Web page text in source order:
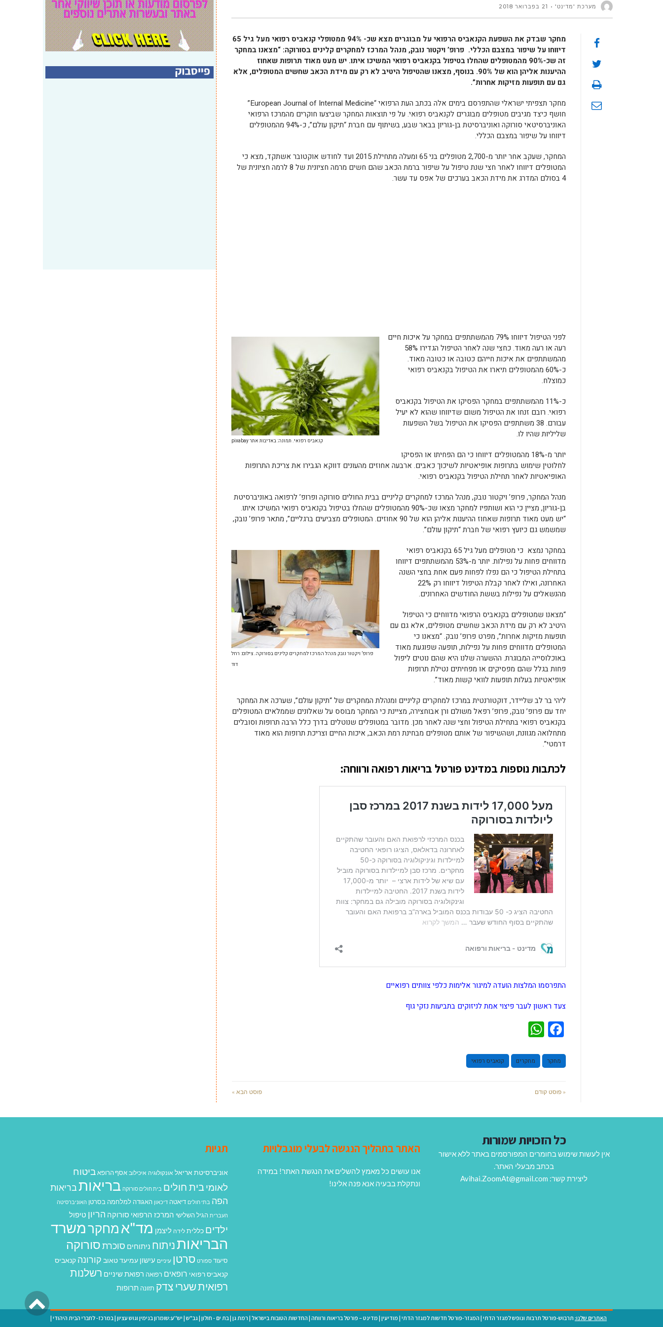
מערכת 'מדינט' 21 בפברואר 2018
מחקר שבדק את השפעת הקנאביס הרפואי על מבוגרים מצא שכ- 94% ממטופלי קנאביס רפואי מעל גיל 65
דיווחו על שיפור במצבם הכללי.פרופ’ ויקטור נובק, מנהל המרכז למחקרים קלינים בסורוקה: “מצאנו במחקר
זה שכ-90% מהמטופלים שהחלו בטיפול בקנאביס רפואי המשיכו איתו. יש מעט מאוד תרופות שאחוז
ההיענות אליהן הוא של 90%. בנוסף, מצאנו שהטיפול היטיב לא רק עם מידת הכאב שחשים המטופלים, אלא
גם עם תופעות מזיקות אחרות”.
מחקר תצפיתי ישראלי שהתפרסם בימים אלה בכתב העת הרפואי “European Journal of Internal Medicine”
חושף כיצד מגיבים מטופלים מבוגרים לקנאביס רפואי. על פי תוצאות המחקר שביצעו חוקרים מהמרכז הרפואי
האוניברסיטאי סורוקה ואוניברסיטת בן-גוריון בבאר שבע, בשיתוף עם חברת “תיקון עולם”, כ-94% מהמטופלים
דיווחו על שיפור במצבם הכללי.
המחקר, שעקב אחר יותר מ-2,700 מטופלים בני 65 ומעלה מתחילת 2015 ועד לחודש אוקטובר אשתקד, מצא כי
המטופלים דיווחו לאחר חצי שנת טיפול על שיפור ברמת הכאב שהם חשים מרמה חציונית של 8 לרמה חציונית של
4 בסולם המדרג את מידת הכאב בערכים של אפס עד עשר.
קנאביס רפואי. תמונה: באדיבות אתר pixabay
לפני הטיפול דיווחו 79% מהמשתתפים במחקר על איכות חיים
רעה או רעה מאוד. כחצי שנה לאחר הטיפול הגדירו 58%
מהמשתתפים את איכות חייהם כטובה או כטובה מאוד.
כ-60% מהמטופלים תיארו את הטיפול בקנאביס רפואי
כמוצלח.
כ-11% מהמשתתפים במחקר הפסיקו את הטיפול בקנאביס
רפואי. רובם זנחו את הטיפול משום שדיווחו שהוא לא יעיל
עבורם. 38 משתתפים הפסיקו את הטיפול בשל השפעות
שליליות שהיו לו.
יותר מ-18% מהמטופלים דיווחו כי הם הפחיתו או הפסיקו
לחלוטין שימוש בתרופות אופיאטיות לשיכוך כאבים. ארבעה אחוזים מהעונים דווקא הגבירו את צריכת התרופות
האופיאטיות לאחר תחילת הטיפול בקנאביס רפואי.
מנהל המחקר, פרופ’ ויקטור נובק, מנהל המרכז למחקרים קליניים בבית החולים סורוקה ופרופ’ לרפואה באוניברסיטת
בן-גוריון, מציין כי הוא ושותפיו למחקר מצאו שכ-90% מהמטופלים שהחלו בטיפול בקנאביס רפואי המשיכו איתו.
“יש מעט מאוד תרופות שאחוז ההיענות אליהן הוא של 90 אחוזים. המטופלים מצביעים ברגליים”, מתאר פרופ’ נובק,
שמשמש גם כיועץ רפואי של חברת “תיקון עולם”.
פרופ’ ויקטור נובק מנהל המרכז למחקרים קלינים בסורוקה. צילום: רחל
דוד
במחקר נמצא כי מטופלים מעל גיל 65 בקנאביס רפואי
מדווחים פחות על נפילות. יותר מ-53% מהמשתתפים דיווחו
בתחילת הטיפול כי הם נפלו לפחות פעם אחת בחצי השנה
האחרונה, ואילו לאחר קבלת הטיפול דיווחו רק 22%
מהנשאלים על נפילות בששת החודשים האחרונים.
“מצאנו שמטופלים בקנאביס הרפואי מדווחים כי הטיפול
היטיב לא רק עם מידת הכאב שחשים מטופלים, אלא גם עם
תופעות מזיקות אחרות”, מפרט פרופ’ נובק. “מצאנו כי
המטופלים מדווחים פחות על נפילות, תופעה שפוגעת מאוד
באוכלוסייה המבוגרת. ההשערה שלנו היא שהם נוטים ליפול
פחות בגלל שהם מפסיקים או מפחיתים נטילת תרופות
אופיאטיות בעלות תופעות לוואי קשות מאוד”.
ליהי בר לב שליידר, דוקטורנטית במרכז למחקרים קליניים ומנהלת המחקרים של “תיקון עולם”, שערכה את המחקר
יחד עם פרופ’ נובק, פרופ’ רפאל משולם ורן אבוחצירה, מציינת כי המחקר מבוסס על שאלונים שממלאים המטופלים
בקנאביס רפואי בתחילת הטיפול וחצי שנה לאחר מכן. מדובר במטופלים שנוטלים בדרך כלל הרבה תרופות וסובלים
מתחלואה מגוונת, ושהשיפור של אותם מטופלים מבחינת רמת הכאב, איכות החיים וצריכת תרופות הוא מאוד
דרמטי”.
לכתבות נוספות במדינט פורטל בריאות רפואה ורווחה:
התפרסמו המלצות הועדה למיגור אלימות כלפי צוותים רפואיים
צעד ראשון לעבר פיצוי אמת לניזוקים בתביעות נזקי גוף
Facebook
מחקר מחקרים קנאביס רפואי
« פוסט קודם פוסט הבא »
כל הזכויות שמורות
אין לעשות שימוש בחומרים המפורסמים באתר ללא אישור
בכתב מבעלי האתר.
ליצירת קשר: Avihai.ZoomAt@gmail.com
האתר בתהליך הנגשה לבעלי מוגבלויות
אנו עושים כל מאמץ להשלים את הנגשת האתר! במידה
ונתקלת בבעיה אנא פנה אלינו!
תגיות
אוניברסיטת אריאל אונקולוגיה איכילוב אסף הרופא ביטוח
לאומיבית חולים בית חולים סורוקה בריאותבריאות
הפה בתי חולים דיאטה דיכאון האגודה למלחמה בסרטן האוניברסיטה
העברית הגיל השלישי המרכז הרפואי סורוקה הריון טיפול
ילדים כללית לידה ליצמן מד"אמחקרמשרד
הבריאותניתוח ניתוחים סוכרתסורוקה
סיעוד ספורט סרטן עיניים עישון עמיעד טאוב קורונה קנאביס
קנאביס רפואי רופאים רפואה רפואת שיניים רשלנות
רפואיתשערי צדק תזונה תרופות
האתרים שלנו: תרבוש-פורטל תרבות ונופש למגזר הדתי | המגזר-פורטל חדשות למגזר הדתי | מודיעין | מדינט – פורטל בריאות ורווחה | החדשות הטובות בישראל | רמת גן |בת ים - חולון |גב"ש | יש''ע:שומרון בנימין וגוש עציון |במרכז- לחברי הבית היהודי |